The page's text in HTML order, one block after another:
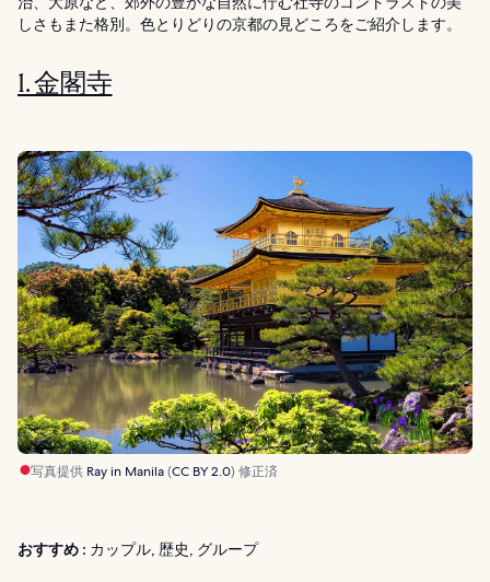
しさもまた格別。色とりどりの京都の見どころをご紹介します。
1. 金閣寺
写真提供 Ray in Manila(CC BY 2.0) 修正済
おすすめ : カップル, 歴史, グループ